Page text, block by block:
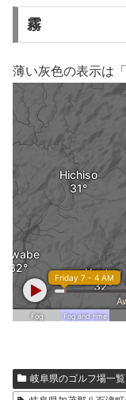
霧
薄い灰色の表示は
岐阜県のゴルフ場一